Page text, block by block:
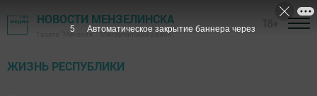
НОВОСТИ МЕНЗЕЛИНСКА
Газета "Мензеля" - Мензелинский район
ЖИЗНЬ РЕСПУБЛИКИ
3 Автоматическое закрытие баннера через